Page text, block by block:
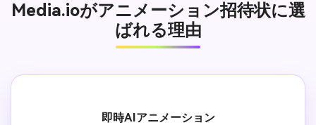
Media.ioがアニメーション招待状に選
ばれる理由
即時AIアニメーション